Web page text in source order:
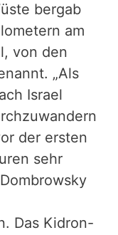
bergab
am
von den
„Als
Israel
der ersten
sehr
Das Kidron-